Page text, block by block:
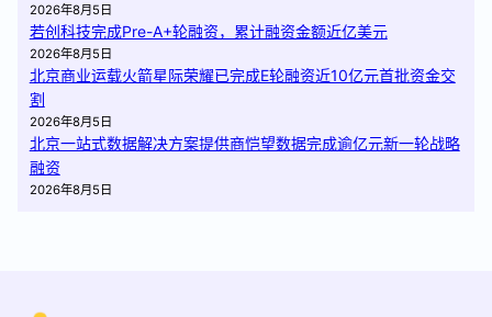
2026年8月5日
若创科技完成Pre-A+轮融资，累计融资金额近亿美元
2026年8月5日
北京商业运载火箭星际荣耀已完成E轮融资近10亿元首批资金交
割
2026年8月5日
北京一站式数据解决方案提供商恺望数据完成逾亿元新一轮战略
融资
2026年8月5日